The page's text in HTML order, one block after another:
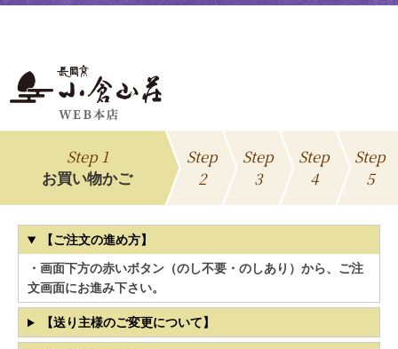
Step 1
お買い物かご
Step
2
Step
3
Step
4
Step
5
【ご注文の進め方】
・画面下方の赤いボタン（のし不要・のしあり）から、ご注
文画面にお進み下さい。
【送り主様のご変更について】